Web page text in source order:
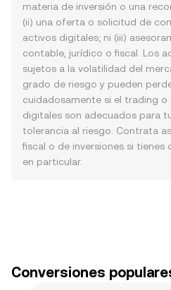
materia de inversión o una
(ii) una oferta o solicitud de
activos digitales; ni (iii)
contable, jurídico o fiscal. Los
sujetos a la volatilidad del
grado de riesgo y pueden
cuidadosamente si el trading
digitales son adecuados para
tolerancia al riesgo. Contrata
fiscal o de inversiones si
en particular.
Conversiones